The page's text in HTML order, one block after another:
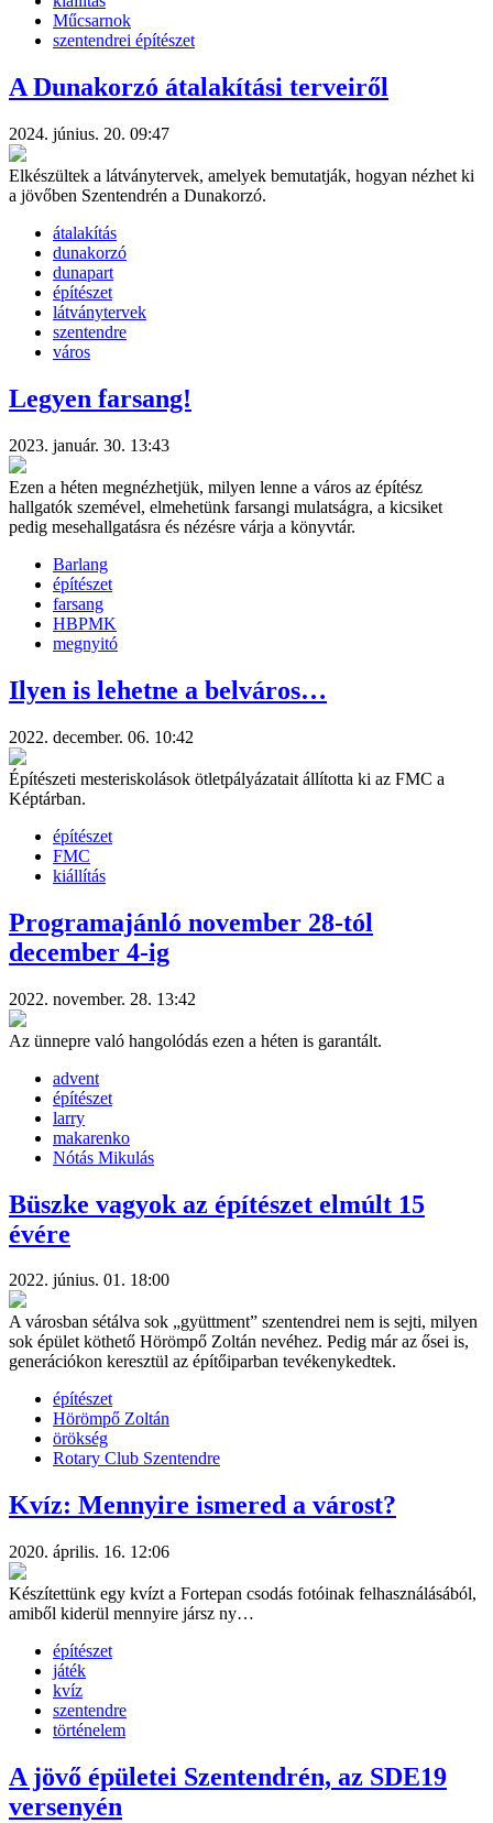
Műcsarnok
szentendrei építészet
A Dunakorzó átalakítási terveiről
2024. június. 20. 09:47
Elkészültek a látványtervek, amelyek bemutatják, hogyan nézhet ki
a jövőben Szentendrén a Dunakorzó.
átalakítás
dunakorzó
dunapart
építészet
látványtervek
szentendre
város
Legyen farsang!
2023. január. 30. 13:43
Ezen a héten megnézhetjük, milyen lenne a város az építész
hallgatók szemével, elmehetünk farsangi mulatságra, a kicsiket
pedig mesehallgatásra és nézésre várja a könyvtár.
Barlang
építészet
farsang
HBPMK
megnyitó
Ilyen is lehetne a belváros…
2022. december. 06. 10:42
Építészeti mesteriskolások ötletpályázatait állította ki az FMC a
Képtárban.
építészet
FMC
kiállítás
Programajánló november 28-tól
december 4-ig
2022. november. 28. 13:42
Az ünnepre való hangolódás ezen a héten is garantált.
advent
építészet
larry
makarenko
Nótás Mikulás
Büszke vagyok az építészet elmúlt 15
évére
2022. június. 01. 18:00
A városban sétálva sok „gyüttment” szentendrei nem is sejti, milyen
sok épület köthető Hörömpő Zoltán nevéhez. Pedig már az ősei is,
generációkon keresztül az építőiparban tevékenykedtek.
építészet
Hörömpő Zoltán
örökség
Rotary Club Szentendre
Kvíz: Mennyire ismered a várost?
2020. április. 16. 12:06
Készítettünk egy kvízt a Fortepan csodás fotóinak felhasználásából,
amiből kiderül mennyire jársz ny…
építészet
játék
kvíz
szentendre
történelem
A jövő épületei Szentendrén, az SDE19
versenyén